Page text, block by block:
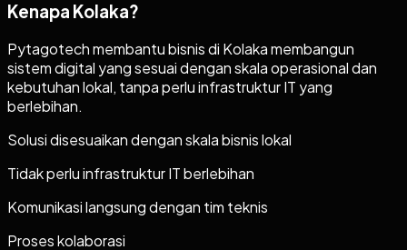
Kenapa Kolaka?
Pytagotech membantu bisnis di Kolaka membangun
sistem digital yang sesuai dengan skala operasional dan
kebutuhan lokal, tanpa perlu infrastruktur IT yang
berlebihan.
Solusi disesuaikan dengan skala bisnis lokal
Tidak perlu infrastruktur IT berlebihan
Komunikasi langsung dengan tim teknis
Proses kolaborasi